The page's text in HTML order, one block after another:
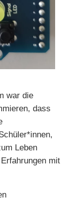
war die
dass
Leben
mit